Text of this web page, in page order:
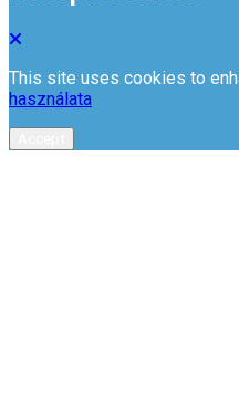
This site uses cookies to
használata